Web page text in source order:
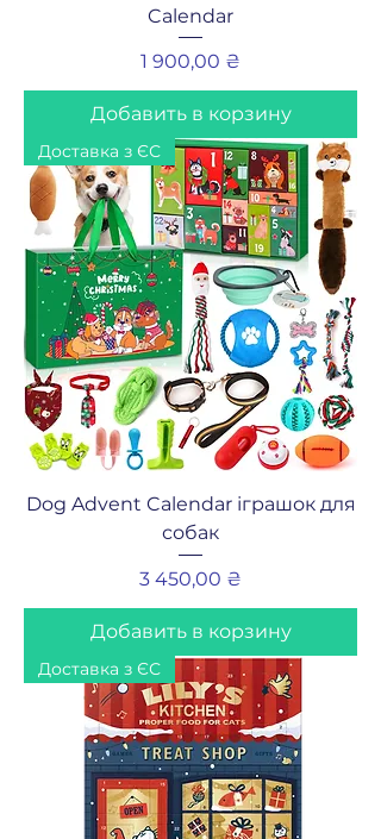
Calendar
Цена
1 900,00 ₴
Добавить в корзину
Доставка з ЄС
Dog Advent Calendar іграшок для
собак
Цена
3 450,00 ₴
Добавить в корзину
Доставка з ЄС